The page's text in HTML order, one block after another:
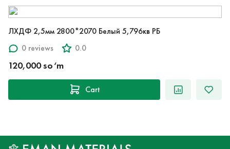
ЛХДФ 2,5мм 2800*2070 Белый 5,796кв РБ
0 reviews
0.0
120,000 so‘m
Cart